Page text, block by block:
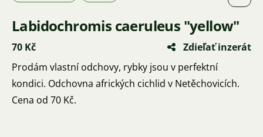
Labidochromis caeruleus "yellow"
70 Kč
Zdieľať inzerát
Prodám vlastní odchovy, rybky jsou v perfektní
kondici. Odchovna afrických cichlid v Netěchovicích.
Cena od 70 Kč.